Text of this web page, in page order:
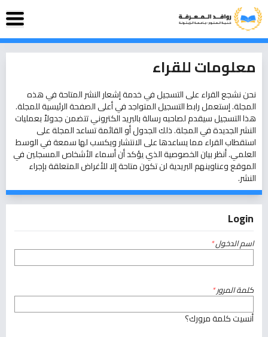
معلومات للقراء
نحن نشجع القراء على التسجيل في خدمة إشعار النشر المتاحة في هذه
المجلة. إستعملرابط التسجيلالمتواجد في أعلى الصفحة الرئيسية للمجلة.
هذا التسجيل سيقدم لصاحبه رسالة بالبريد الكتروني تتضمن جدولاً بعمليات
النشر الجديدة في المجلة. ذلك الجدول أو القائمة تساعد المجلة على
استقطاب القراء مما يساعدها على الانتشار ويكسب لها سمعة في الوسط
العلمي. أنظربيان الخصوصيةالذي يؤكد أن أسماء الأشخاص المسجلين في
الموقع وعناوينهم البريدية لن تكون متاحة إلا للأغراض المتعلقة بإجراء
النشر.
Login
اسم الدخول*
كلمة المرور*
أنسيت كلمة مرورك؟